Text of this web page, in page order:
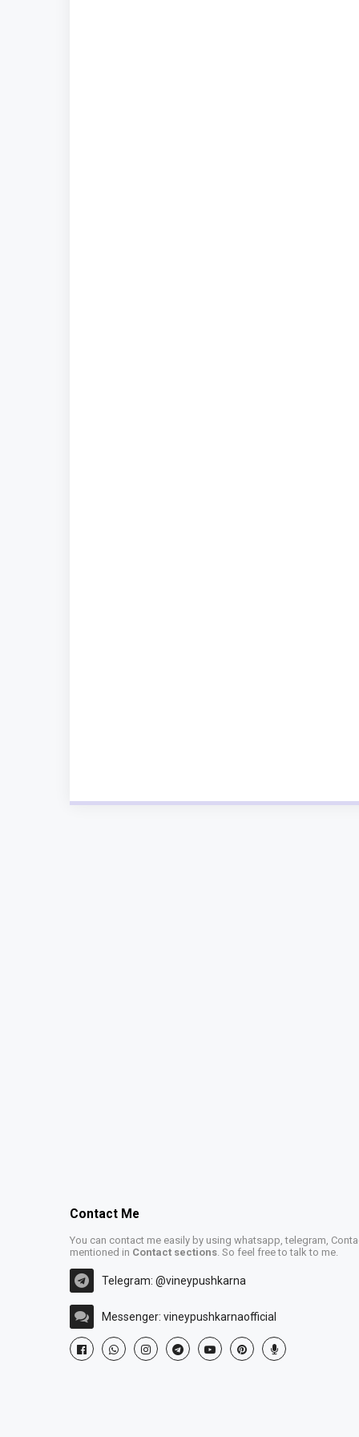
Contact Me
You can contact me easily by using whatsapp, telegram,
mentioned in Contact sections . So feel free to talk to me.
Telegram: @vineypushkarna
Messenger: vineypushkarnaofficial